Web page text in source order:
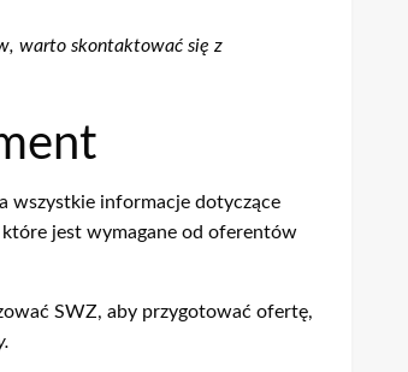
warto skontaktować się z
wszystkie informacje dotyczące
które jest wymagane od oferentów
SWZ, aby przygotować ofertę,